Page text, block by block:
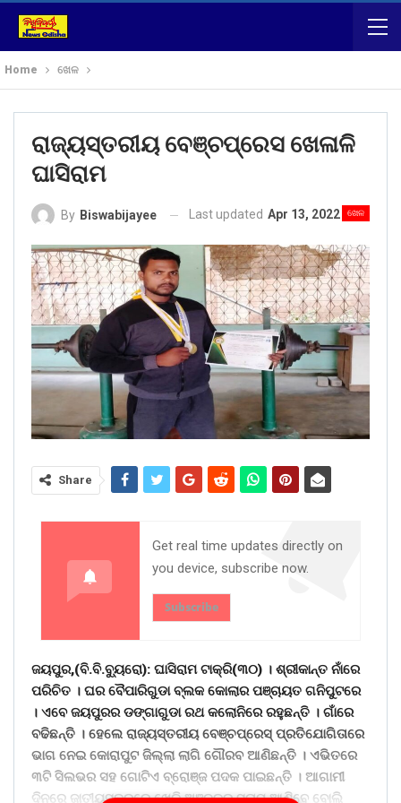
Home ଖେଳ
ରାଜ୍ୟସ୍ତରୀୟ ବେଞ୍ଚପ୍ରେସ ଖେଳାଳି
ଘାସିରାମ
ଖେଳ
By Biswabijayee Last updated Apr 13, 2022
Share
Get real time updates directly on
you device, subscribe now.
Subscribe
ଜୟପୁର,(ବି.ବି.ବୁ୍ୟରୋ): ଘାସିରାମ ଟାକ୍ରି(୩୦) । ଶ୍ରୀକାନ୍ତ ନାଁରେ
ପରିଚିତ । ଘର ବୈପାରିଗୁଡା ବ୍ଲକ କୋଲାର ପଞ୍ଚାୟତ ଗନିପୁଟରେ
। ଏବେ ଜୟପୁରର ଡଙ୍ଗାଗୁଡା ରଥ କଲୋନିରେ ରହୁଛନ୍ତି । ଗାଁରେ
ବଢିଛନ୍ତି । ହେଲେ ରାଜ୍ୟସ୍ତରୀୟ ବେଞ୍ଚପ୍ରେସ୍ ପ୍ରତିଯୋଗିତାରେ
ଭାଗ ନେଇ କୋରାପୁଟ ଜିଲ୍ଲା ଲାଗି ଗୌରବ ଆଣିଛନ୍ତି । ଏଭିତରେ
୩ଟି ସିଲଭର ସହ ଗୋଟିଏ ବ୍ରୋଞ୍ଜ ପଦକ ପାଇଛନ୍ତି । ଆଗାମୀ
ଦିନରେ ଜାତୀୟସ୍ତରରେ ଖେଳି ଅଞ୍ଚଳର ସୁନାମ ଆଣିବେ ବୋଲି